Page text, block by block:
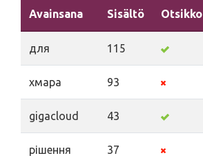
Avainsana Sisältö Otsikko
для 115
хмара 93
gigacloud 43
рішення 37